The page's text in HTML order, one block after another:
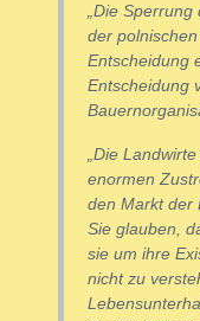
„Die
der
Entscheidung
Entscheidung
„Die
enormen
den Markt der
Sie glauben,
sie um ihre
nicht zu